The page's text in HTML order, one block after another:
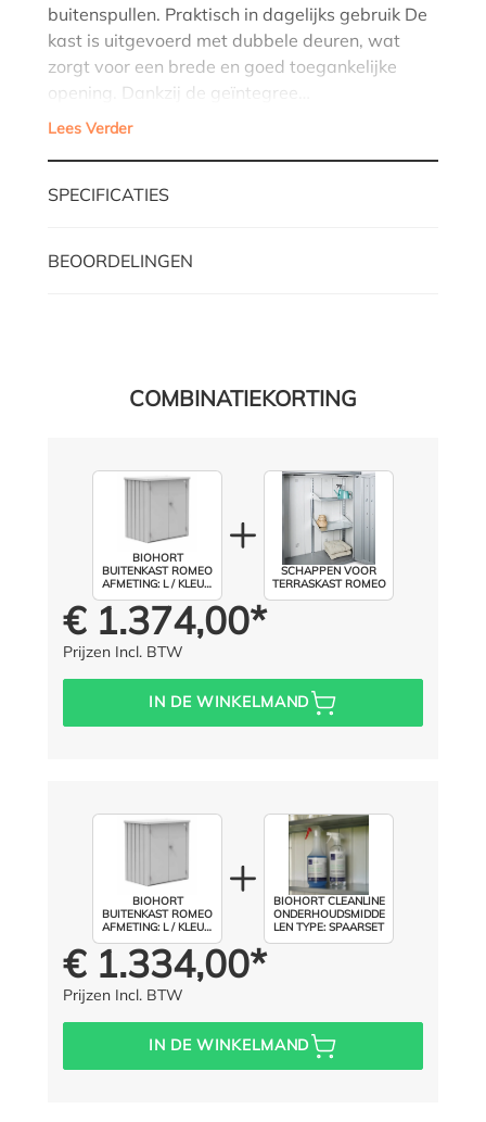
buitenspullen. Praktisch in dagelijks gebruik De
kast is uitgevoerd met dubbele deuren, wat
zorgt voor een brede en goed toegankelijke
opening. Dankzij de geïntegree…
Lees Verder
SPECIFICATIES
BEOORDELINGEN
COMBINATIEKORTING
BIOHORT
BUITENKAST ROMEO
AFMETING: L / KLEUR:
ZILVER METALLIC
SCHAPPEN VOOR
TERRASKAST ROMEO
Prijs voor iedereen:
€ 1.374,00*
Prijzen Incl. BTW
IN DE WINKELMAND
BIOHORT
BUITENKAST ROMEO
AFMETING: L / KLEUR:
ZILVER METALLIC
BIOHORT CLEANLINE
ONDERHOUDSMIDDE
LEN TYPE: SPAARSET
Prijs voor iedereen:
€ 1.334,00*
Prijzen Incl. BTW
IN DE WINKELMAND